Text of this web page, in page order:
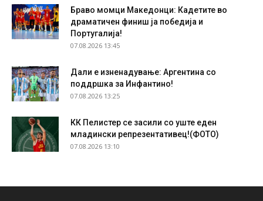
Браво момци Македонци: Кадетите во
драматичен финиш ја победија и
Португалија!
07.08.2026 13:45
Дали е изненадување: Аргентина со
поддршка за Инфантино!
07.08.2026 13:25
КК Пелистер се засили со уште еден
младински репрезентативец!(ФОТО)
07.08.2026 13:10